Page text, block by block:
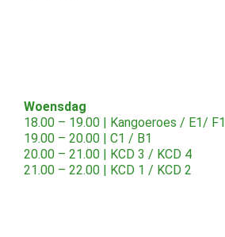
Woensdag
18.00 – 19.00 | Kangoeroes / E1/ F1
19.00 – 20.00 | C1 / B1
20.00 – 21.00 | KCD 3 / KCD 4
21.00 – 22.00 | KCD 1 / KCD 2